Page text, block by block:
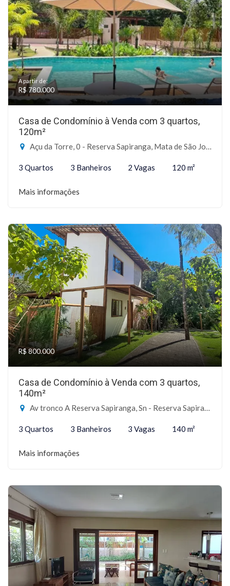
A partir de:
R$ 780.000
Casa de Condomínio à Venda com 3 quartos,
120m²
Açu da Torre, 0 - Reserva Sapiranga, Mata de São João-BA
3 Quartos 3 Banheiros 2 Vagas 120 m²
Mais informações
R$ 800.000
Casa de Condomínio à Venda com 3 quartos,
140m²
Av tronco A Reserva Sapiranga, Sn - Reserva Sapiranga, Mata de São João-BA
3 Quartos 3 Banheiros 3 Vagas 140 m²
Mais informações